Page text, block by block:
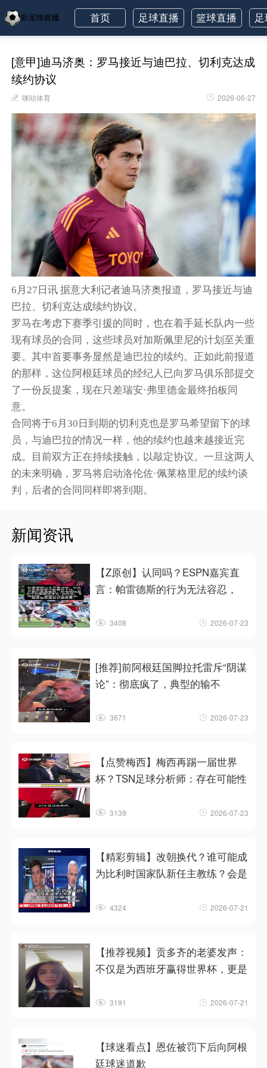
首页 足球直播 篮球直播
[意甲]迪马济奥：罗马接近与迪巴拉、切利克达成
续约协议
咪咕体育 2026-06-27
6月27日讯 据意大利记者迪马济奥报道，罗马接近与迪
巴拉、切利克达成续约协议。
罗马在考虑下赛季引援的同时，也在着手延长队内一些
现有球员的合同，这些球员对加斯佩里尼的计划至关重
要。其中首要事务显然是迪巴拉的续约。正如此前报道
的那样，这位阿根廷球员的经纪人已向罗马俱乐部提交
了一份反提案，现在只差瑞安·弗里德金最终拍板同
意。
合同将于6月30日到期的切利克也是罗马希望留下的球
员，与迪巴拉的情况一样，他的续约也越来越接近完
成。目前双方正在持续接触，以敲定协议。一旦这两人
的未来明确，罗马将启动洛伦佐·佩莱格里尼的续约谈
判，后者的合同同样即将到期。
新闻资讯
【Z原创】认同吗？ESPN嘉宾直
言：帕雷德斯的行为无法容忍，
3408 2026-07-23
[推荐]前阿根廷国脚拉托雷斥“阴谋
论”：彻底疯了，典型的输不
3671 2026-07-23
【点赞梅西】梅西再踢一届世界
杯？TSN足球分析师：存在可能性
3139 2026-07-23
【精彩剪辑】改朝换代？谁可能成
为比利时国家队新任主教练？会是
4324 2026-07-21
【推荐视频】贡多齐的老婆发声：
不仅是为西班牙赢得世界杯，更是
3191 2026-07-21
【球迷看点】恩佐被罚下后向阿根
廷球迷道歉